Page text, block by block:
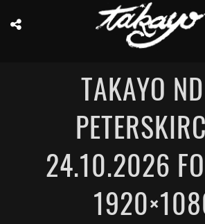
TAKAYO
24.10.2026